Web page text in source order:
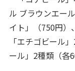
ル ブラウンエー
イト」（750円）
「エチゴビール
ール」2種類（各